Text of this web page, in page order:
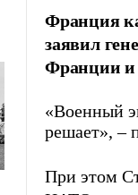
Франция
заявил
Франции и
«Военный
решает», –
При этом